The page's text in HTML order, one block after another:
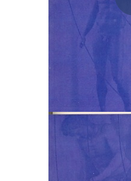
Twórczy i
Dodaj do koszyka